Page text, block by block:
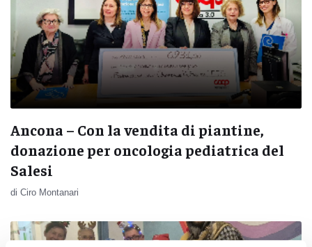
Ancona – Con la vendita di piantine,
donazione per oncologia pediatrica del
Salesi
di Ciro Montanari